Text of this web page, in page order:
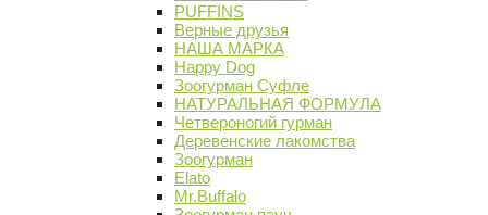
PUFFINS
Верные друзья
НАША МАРКА
Happy Dog
Зоогурман Суфле
НАТУРАЛЬНАЯ ФОРМУЛА
Четвероногий гурман
Деревенские лакомства
Зоогурман
Elato
Mr.Buffalo